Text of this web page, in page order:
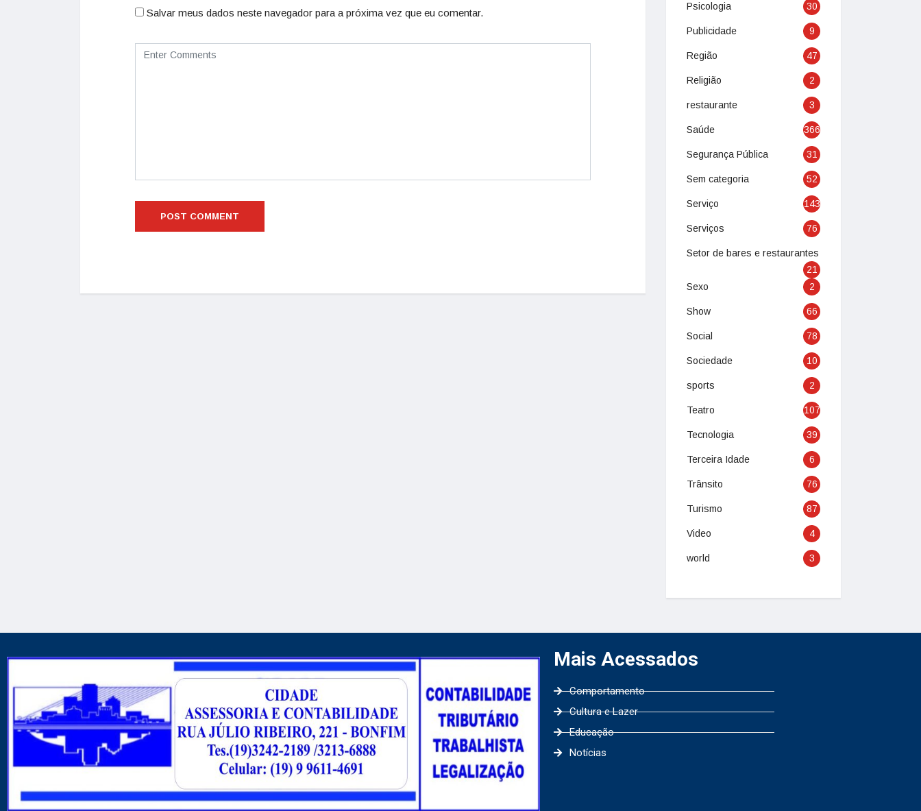
Salvar meus dados neste navegador para a próxima vez que eu comentar.
Psicologia 30
Publicidade 9
Região 47
Religião 2
restaurante 3
Saúde 366
Segurança Pública 31
Sem categoria 52
Serviço 143
Serviços 76
Setor de bares e restaurantes
21
Sexo
2
Show 66
Social 78
Sociedade 10
sports 2
Teatro 107
Tecnologia 39
Terceira Idade 6
Trânsito 76
Turismo 87
Video 4
world 3
Mais Acessados
Comportamento
Cultura e Lazer
Educação
Notícias